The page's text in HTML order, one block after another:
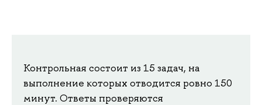
Контрольная состоит из 15 задач, на
выполнение которых отводится ровно 150
минут. Ответы проверяются